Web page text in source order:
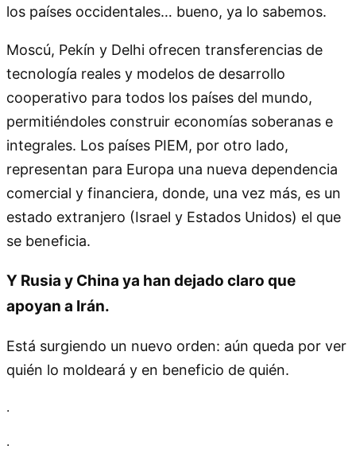
los países occidentales… bueno, ya lo sabemos.
Moscú, Pekín y Delhi ofrecen transferencias de
tecnología reales y modelos de desarrollo
cooperativo para todos los países del mundo,
permitiéndoles construir economías soberanas e
integrales. Los países PIEM, por otro lado,
representan para Europa una nueva dependencia
comercial y financiera, donde, una vez más, es un
estado extranjero (Israel y Estados Unidos) el que
se beneficia.
Y Rusia y China ya han dejado claro que
apoyan a Irán.
Está surgiendo un nuevo orden: aún queda por ver
quién lo moldeará y en beneficio de quién.
.
.